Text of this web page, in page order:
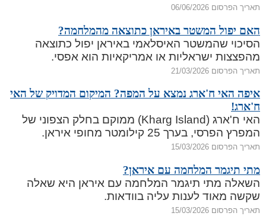
תאריך הפרסום 06/06/2026
האם יפול המשטר באיראן כתוצאה מהמלחמה?
הסיכוי שהמשטר האיסלאמי באיראן יפול כתוצאה
מהפצצות ישראליות או אמריקאיות הוא אפסי.
תאריך הפרסום 21/03/2026
איפה האי ח'ארג נמצא על המפה? המיקום המדויק של האי
ח'ארג!
האי ח'ארג (Kharg Island) ממוקם בחלק הצפוני של
המפרץ הפרסי, בערך 25 קילומטר מחופי איראן.
תאריך הפרסום 15/03/2026
מתי תיגמר המלחמה עם איראן?
השאלה מתי תיגמר המלחמה עם איראן היא שאלה
שקשה מאוד לענות עליה בוודאות.
תאריך הפרסום 15/03/2026